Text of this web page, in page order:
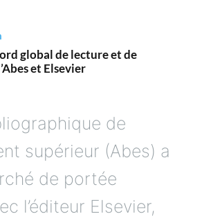
global de lecture et de
et Elsevier
de
supérieur (Abes) a
de portée
l’éditeur Elsevier,